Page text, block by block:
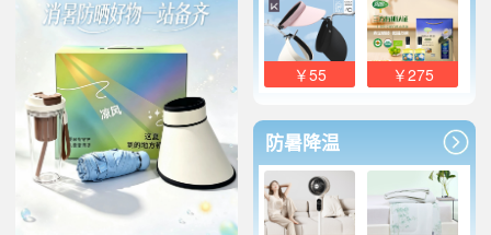
￥55 ￥275
防暑降温